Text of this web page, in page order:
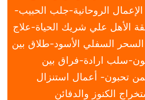
الروحانية-جلب الحبيب-
الأهل علي شريك الحياة-علاج
السفلي الأسود-طلاق بين
سلب ارادة-فراق بين
تحبون- أعمال استنزال
الكنوز والدفائن